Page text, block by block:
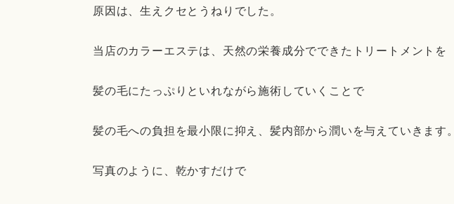
原因は、生えクセとうねりでした。
当店のカラーエステは、天然の栄養成分でできたトリートメントを
髪の毛にたっぷりといれながら施術していくことで
髪の毛への負担を最小限に抑え、髪内部から潤いを与えていきます。
写真のように、乾かすだけで